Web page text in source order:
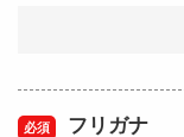
フリガナ